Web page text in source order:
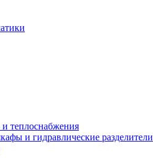
теплоснабжения
и гидравлические разделители